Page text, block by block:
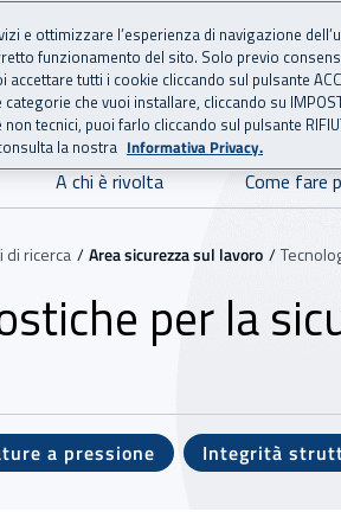
per
RICERCA E INNOVAZIONE
A chi è rivolta Come fare
di ricerca Area sicurezza sul lavoro
per la
a pressione Integrità
e ottimizzare l’esperienza di navigazione
funzionamento del sito. Solo previo
tutti i cookie cliccando sul pulsante
che vuoi installare, cliccando su
tecnici, puoi farlo cliccando sul pulsante
la nostra Informativa Privacy.